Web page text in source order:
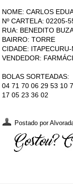
NOME: CARLOS
Nº CARTELA: 02205-
RUA:
BAIRRO: TORRE
CIDADE:
VENDEDOR:
BOLAS
04 71 70 06 29 53 10
17 05 23 36 02
Postado por